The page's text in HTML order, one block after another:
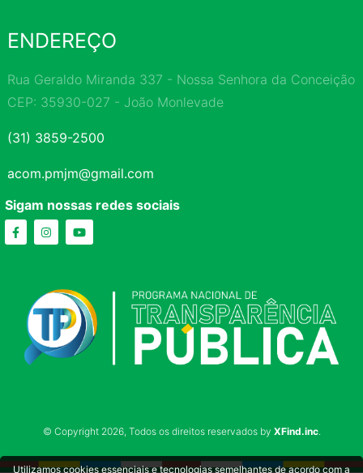
ENDEREÇO
Rua Geraldo Miranda 337 - Nossa Senhora da Conceição
CEP: 35930-027 - João Monlevade
(31) 3859-2500
acom.pmjm@gmail.com
Sigam nossas redes sociais
© Copyright 2026, Todos os direitos reservados by XFind.inc.
Utilizamos cookies essenciais e tecnologias semelhantes de acordo com a